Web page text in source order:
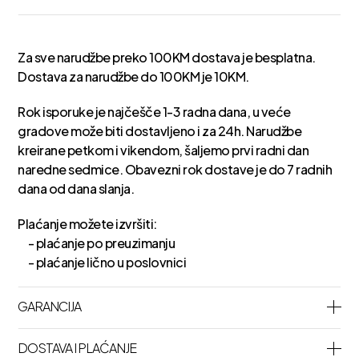
Za sve narudžbe preko 100KM dostava je besplatna.
Dostava za narudžbe do 100KM je 10KM.
Rok isporuke je najčešče 1-3 radna dana, u veće
gradove može biti dostavljeno i za 24h. Narudžbe
kreirane petkom i vikendom, šaljemo prvi radni dan
naredne sedmice. Obavezni rok dostave je do 7 radnih
dana od dana slanja.
Plaćanje možete izvršiti:
- plaćanje po preuzimanju
- plaćanje lično u poslovnici
GARANCIJA
DOSTAVA I PLAĆANJE